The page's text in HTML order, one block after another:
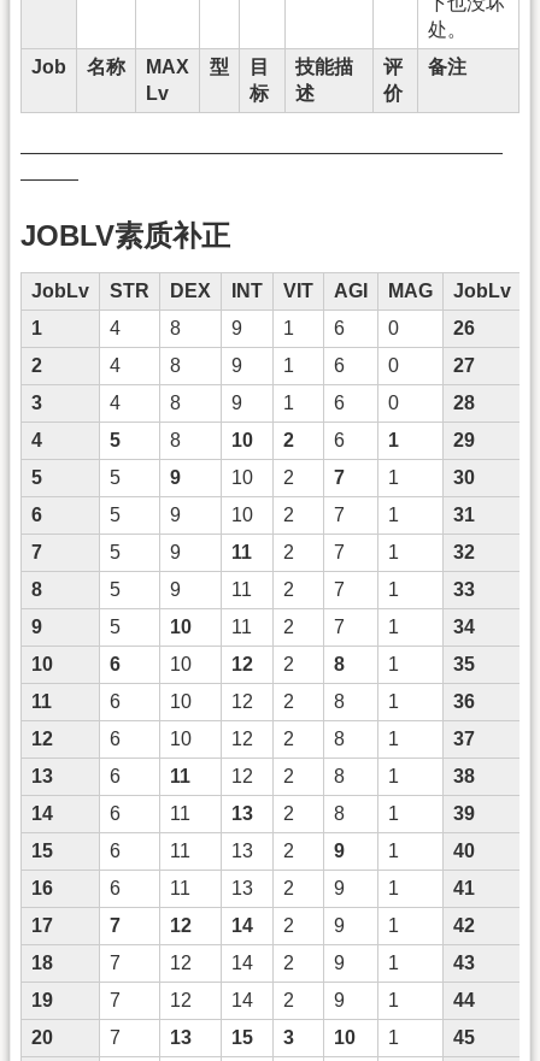
处。
Job
名称
MAX
Lv
型
目
标
技能描
述
评
价
备注
—————————————————————————
———
JOBLV素质补正
JobLv STR DEX INT VIT AGI MAG JobLv
1
4 8 9 1 6 0 26
2
4 8 9 1 6 0 27
3
4 8 9 1 6 0 28
4
5 8 10 2 6 1 29
5
5 9 10 2 7 1 30
6
5 9 10 2 7 1 31
7
5 9 11 2 7 1 32
8
5 9 11 2 7 1 33
9
5 10 11 2 7 1 34
10
6 10 12 2 8 1 35
11
6 10 12 2 8 1 36
12
6 10 12 2 8 1 37
13
6 11 12 2 8 1 38
14
6 11 13 2 8 1 39
15
6 11 13 2 9 1 40
16
6 11 13 2 9 1 41
17
7 12 14 2 9 1 42
18
7 12 14 2 9 1 43
19
7 12 14 2 9 1 44
20
7 13 15 3 10 1 45